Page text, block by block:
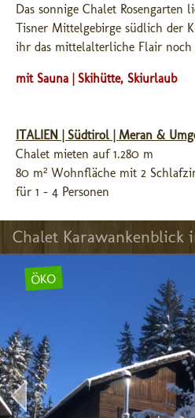
Das sonnige Chalet Rosengarten
Tisner Mittelgebirge südlich der
ihr das mittelalterliche Flair
mit Sauna | Skihütte, Skiurlaub
ITALIEN | Südtirol | Meran &
Chalet mieten auf 1.280 m
80 m² Wohnfläche mit 2
für 1 - 4 Personen
Chalet
ÖKO